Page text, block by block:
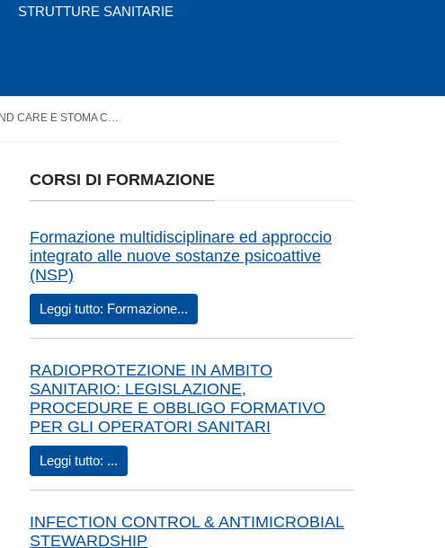
STRUTTURE SANITARIE
CORSI DI FORMAZIONE
Formazione multidisciplinare ed approccio
integrato alle nuove sostanze psicoattive
(NSP)
Leggi tutto: Formazione...
RADIOPROTEZIONE IN AMBITO
SANITARIO: LEGISLAZIONE,
PROCEDURE E OBBLIGO FORMATIVO
PER GLI OPERATORI SANITARI
Leggi tutto: ...
INFECTION CONTROL & ANTIMICROBIAL
STEWARDSHIP